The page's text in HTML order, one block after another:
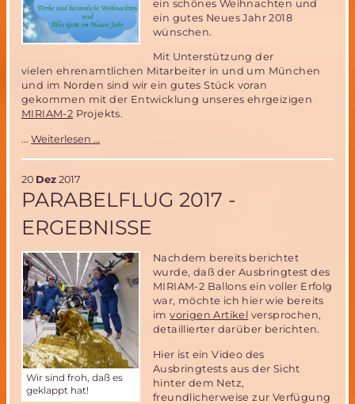
ein schönes Weihnachten und
ein gutes Neues Jahr 2018
wünschen.
Mit Unterstützung der
vielen ehrenamtlichen Mitarbeiter in und um München
und im Norden sind wir ein gutes Stück voran
gekommen mit der Entwicklung unseres ehrgeizigen
MIRIAM-2 Projekts.
... Weiterlesen …
20 Dez 2017
PARABELFLUG 2017 -
ERGEBNISSE
Wir sind froh, daß es
geklappt hat!
Nachdem bereits berichtet
wurde, daß der Ausbringtest des
MIRIAM-2 Ballons ein voller Erfolg
war, möchte ich hier wie bereits
imvorigen Artikel versprochen,
detaillierter darüber berichten.
Hier ist ein Video des
Ausbringtests aus der Sicht
hinter dem Netz,
freundlicherweise zur Verfügung